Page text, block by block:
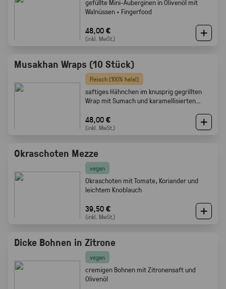
gefüllte Mini-Auberginen in Olivenöl mit
Walnüssen · Fingerfood
48,00 €
(inkl. MwSt.)
Musakhan Wraps (10 Stück)
Fleisch (100% halal)
saftiges Hähnchen im knusprig gegrillten
Wrap mit Sumach und karamellisierten
48,00 €
(inkl. MwSt.)
Okraschoten Mezze
vegan
Okraschoten mit Tomate, Koriander und
leichtem Knoblauch
39,50 €
(inkl. MwSt.)
Dicke Bohnen in Zitrone
vegan
cremigen Bohnen mit Zitronensaft und
Olivenöl